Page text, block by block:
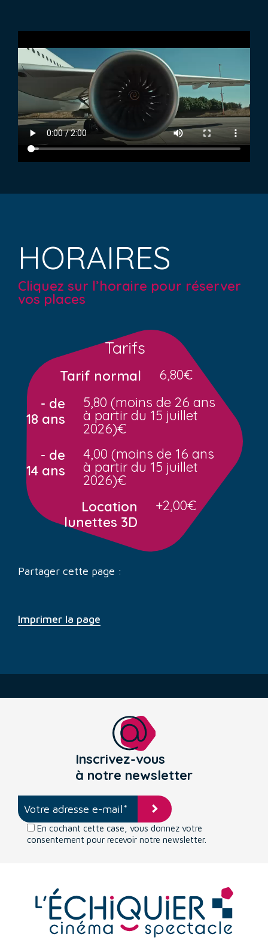
HORAIRES
Cliquez sur l’horaire pour réserver
vos places
Tarifs
Tarif normal
6,80€
- de
18 ans
5,80 (moins de 26 ans
à partir du 15 juillet
2026)€
- de
14 ans
4,00 (moins de 16 ans
à partir du 15 juillet
2026)€
Location
lunettes 3D
+2,00€
Partager cette page :
Imprimer la page
Inscrivez-vous
à notre newsletter
En cochant cette case, vous donnez votre
consentement pour recevoir notre newsletter.